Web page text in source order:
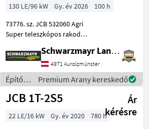
130 LE/96 kW Gy. év 2026
100 h
73776. sz. JCB 532060 Agri
Super teleszkópos rakodó -
6, 0 méteres emelési
magassággal - 4 hengeres
JCB Dieselmax Common
Rail motorral
Schwarzmayr Landtechnik GmbH - Aurolzmünster
4971 Aurolzmünster
Építőgépek
/ JCB
Premium Arany kereskedő
JCB 1T-2S5
Ár
kérésre
22 LE/16 kW Gy. év 2020 780 h